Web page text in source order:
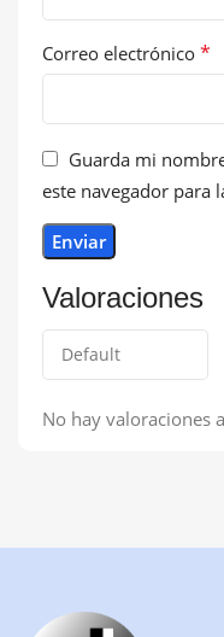
Valoraciones
No hay valoraciones
Correo electrónico *
Guarda mi
este navegador para